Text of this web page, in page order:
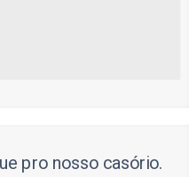
pro nosso casório.